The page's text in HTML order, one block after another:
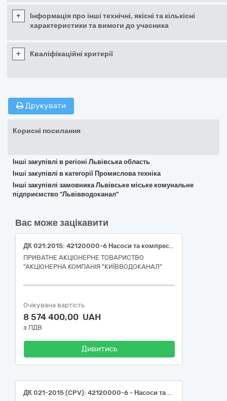
+
Інформація про інші технічні, якісні та кількісні
характеристики та вимоги до учасника
+ Кваліфікаційні критерії
Друкувати
Корисні посилання
Інші закупівлі в регіоні Львівська область
Інші закупівлі в категорії Промислова техніка
Інші закупівлі замовника Львівське міське комунальне
підприємство "Львівводоканал"
Вас може зацікавити
ДК 021:2015: 42120000-6 Насоси та компресори, 42122000-0 Насоси (насоси)
ПРИВАТНЕ АКЦІОНЕРНЕ ТОВАРИСТВО
"АКЦІОНЕРНА КОМПАНІЯ "КИЇВВОДОКАНАЛ"
Очікувана вартість
8 574 400,00 UAH
з ПДВ
Дивитись
ДК 021-2015 (CPV): 42120000-6 - Насоси та компресори (насоси занурювальні)